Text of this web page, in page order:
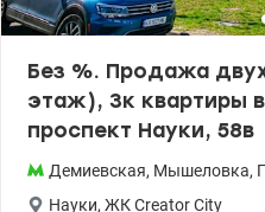
Без %. Продажа
этаж), 3к квартиры
проспект Науки, 58в
Демиевская, Мышеловка,
Науки, ЖК Creator City